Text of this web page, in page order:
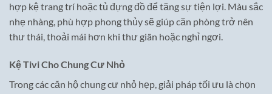
hợp kệ trang trí hoặc tủ đựng đồ để tăng sự tiện lợi. Màu sắc
nhẹ nhàng, phù hợp phong thủy sẽ giúp căn phòng trở nên
thư thái, thoải mái hơn khi thư giãn hoặc nghỉ ngơi.
Kệ Tivi Cho Chung Cư Nhỏ
Trong các căn hộ chung cư nhỏ hẹp, giải pháp tối ưu là chọn